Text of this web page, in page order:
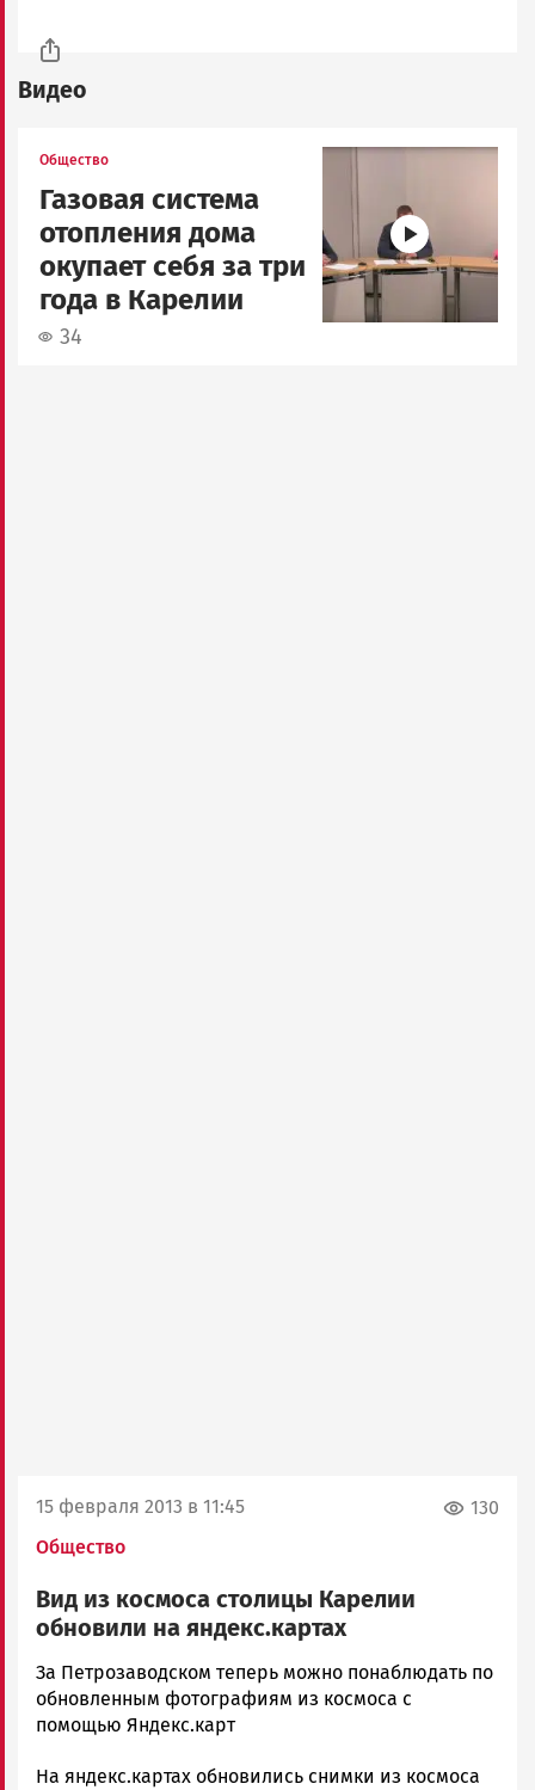
Видео
Общество
Газовая система
отопления дома
окупает себя за три
года в Карелии
34
15 февраля 2013 в 11:45
Общество
130
Вид из космоса столицы Карелии
обновили на яндекс.картах
admintimur
Новости
Петрозаводска
Карелии
За Петрозаводском теперь можно понаблюдать по
обновленным фотографиям из космоса с
помощью Яндекс.карт
На яндекс.картах обновились снимки из космоса